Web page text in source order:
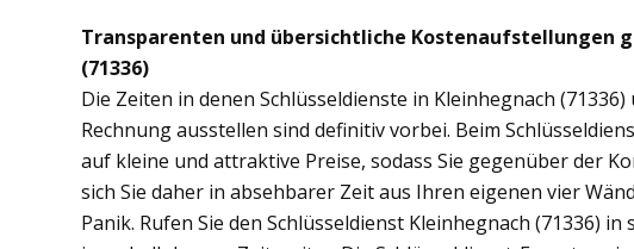
Transparenten und übersichtliche Kostenaufstellungen
(71336)
Die Zeiten in denen Schlüsseldienste in Kleinhegnach
Rechnung ausstellen sind definitiv vorbei. Beim
auf kleine und attraktive Preise, sodass Sie gegenüber der
sich Sie daher in absehbarer Zeit aus Ihren eigenen vier
Panik. Rufen Sie den Schlüsseldienst Kleinhegnach (71336)